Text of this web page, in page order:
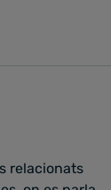
relacionats